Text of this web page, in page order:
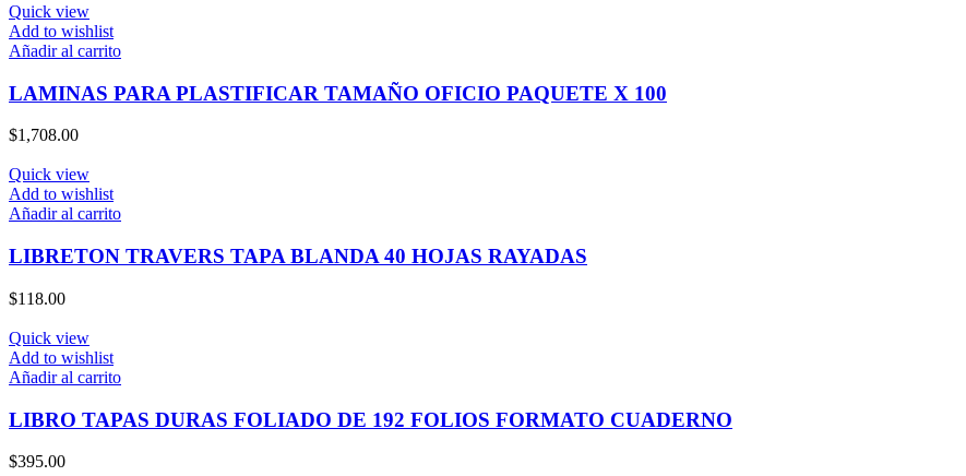
Quick view
Add to wishlist
Añadir al carrito
LAMINAS PARA PLASTIFICAR TAMAÑO OFICIO PAQUETE X 100
$1,708.00
Quick view
Add to wishlist
Añadir al carrito
LIBRETON TRAVERS TAPA BLANDA 40 HOJAS RAYADAS
$118.00
Quick view
Add to wishlist
Añadir al carrito
LIBRO TAPAS DURAS FOLIADO DE 192 FOLIOS FORMATO CUADERNO
$395.00